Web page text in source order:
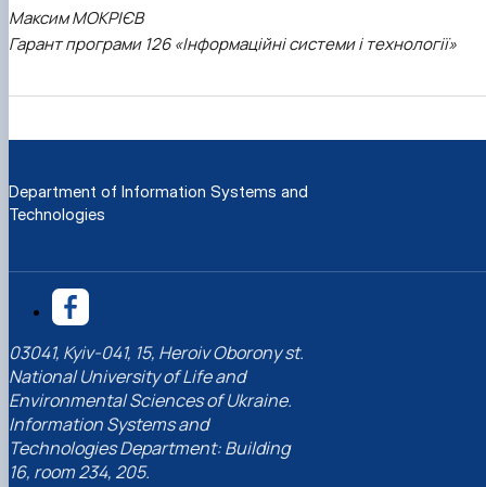
Максим МОКРІЄВ
Гарант програми 126 «Інформаційні системи і технології»
Department of Information Systems and
Technologies
03041, Kyiv-041, 15, Heroiv Oborony st.
National University of Life and
Environmental Sciences of Ukraine.
Information Systems and
Technologies Department: Building
16, room 234, 205.